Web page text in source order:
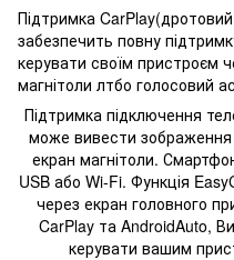
Підтримка
забезпечить повну
керувати своїм пристроєм
магнітоли лтбо голосовий
Підтримка підключення
може вивести зображення
екран магнітоли.
USB або Wi-Fi. Функція
через екран головного
CarPlay та AndroidAuto,
керувати вашим